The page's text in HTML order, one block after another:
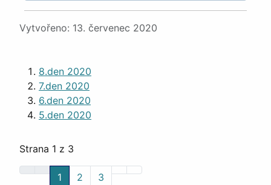
Podrobnosti
Vytvořeno: 13. červenec 2020
8.den 2020
7.den 2020
6.den 2020
5.den 2020
Strana 1 z 3
1 2 3